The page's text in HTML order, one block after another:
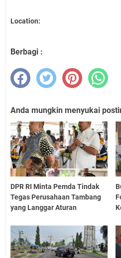
Location:
Berbagi :
Anda mungkin menyukai
DPR RI Minta Pemda Tindak
Tegas Perusahaan Tambang
yang Langgar Aturan